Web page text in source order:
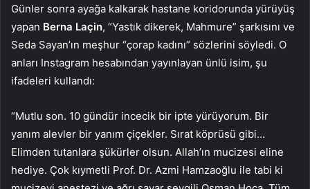
Günler sonra ayağa kalkarak hastane koridorunda yürüyüş
yapan Berna Laçin, “Yastık dikerek, Mahmure” şarkısını ve
Seda Sayan’ın meşhur “çorap kadını” sözlerini söyledi. O
anları Instagram hesabından yayınlayan ünlü isim, şu
ifadeleri kullandı:
“Mutlu son. 10 gündür incecik bir ipte yürüyorum. Bir
yanım alevler bir yanım çiçekler. Sırat köprüsü gibi…
Elimden tutanlara şükürler olsun. Allah’ın mucizesi eline
hediye. Çok kıymetli Prof. Dr. Azmi Hamzaoğlu ile tabi ki